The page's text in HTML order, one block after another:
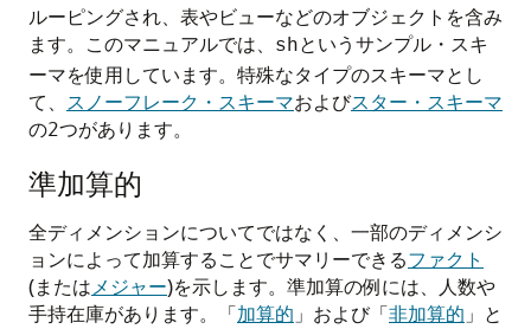
ルーピングされ、表やビューなどのオブジェクトを含み
ます。このマニュアルでは、
shというサンプル・スキ
ーマを使用しています。特殊なタイプのスキーマとし
て、 スノーフレーク・スキーマおよびスター・スキーマ
の2つがあります。
準加算的
全ディメンションについてではなく、一部のディメンシ
ョンによって加算することでサマリーできるファクト
(または メジャー)を示します。準加算の例には、人数や
手持在庫があります。「加算的 」および「非加算的 」と